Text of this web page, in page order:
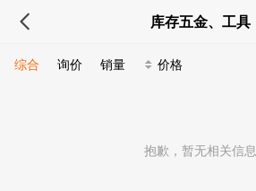
库存五金、工具
综合 询价 销量 价格
抱歉，暂无相关信息